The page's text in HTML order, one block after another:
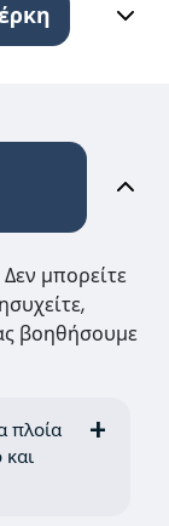
μπορείτε
βοηθήσουμε
πλοία